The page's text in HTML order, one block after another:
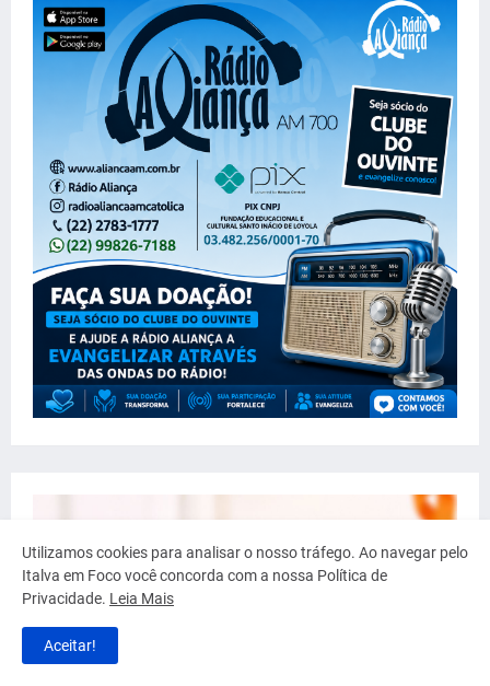
Utilizamos cookies para analisar o nosso tráfego. Ao navegar pelo
Italva em Foco você concorda com a nossa Política de
Privacidade. Leia Mais
Aceitar!